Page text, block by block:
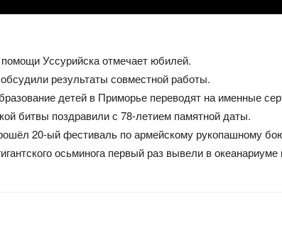
Уссурийска отмечает юбилей.
результаты совместной работы.
детей в Приморье переводят на именные
битвы поздравили с 78-летием памятной даты.
20-ый фестиваль по армейскому рукопашному
осьминога первый раз вывели в океанариуме